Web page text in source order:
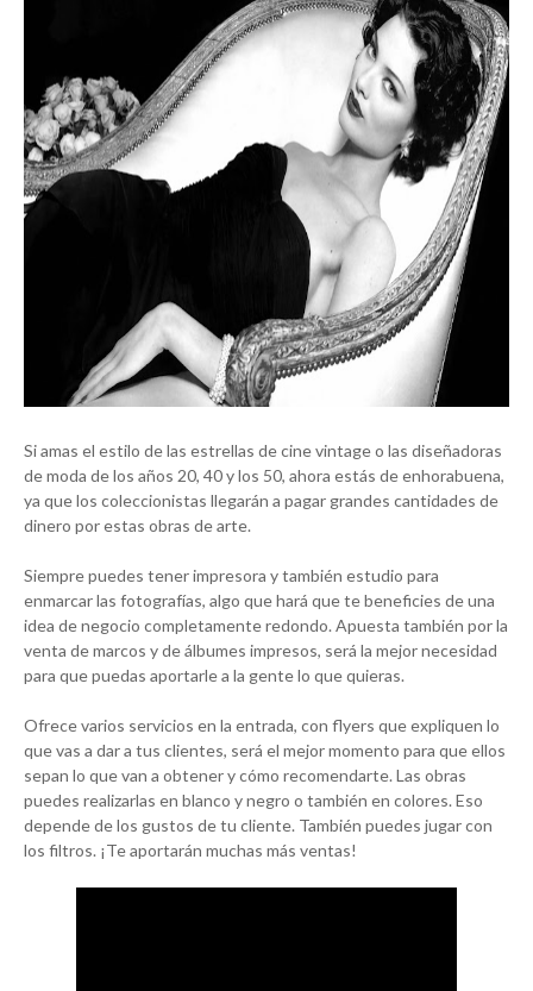
Si amas el estilo de las estrellas de cine vintage o las diseñadoras
de moda de los años 20, 40 y los 50, ahora estás de enhorabuena,
ya que los coleccionistas llegarán a pagar grandes cantidades de
dinero por estas obras de arte.
Siempre puedes tener impresora y también estudio para
enmarcar las fotografías, algo que hará que te beneficies de una
idea de negocio completamente redondo. Apuesta también por la
venta de marcos y de álbumes impresos, será la mejor necesidad
para que puedas aportarle a la gente lo que quieras.
Ofrece varios servicios en la entrada, con flyers que expliquen lo
que vas a dar a tus clientes, será el mejor momento para que ellos
sepan lo que van a obtener y cómo recomendarte. Las obras
puedes realizarlas en blanco y negro o también en colores. Eso
depende de los gustos de tu cliente. También puedes jugar con
los filtros. ¡Te aportarán muchas más ventas!